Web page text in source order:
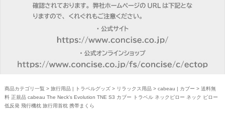
商品カテゴリ一覧 > 旅行用品 | トラベルグッズ> リラックス用品> cabeau | カブー > 送料無
料 正規品 cabeau The Neck's Evolution TNE S3 カブー トラベル ネックピロー ネック ピロー
低反発 飛行機枕 旅行用首枕 携帯まくら